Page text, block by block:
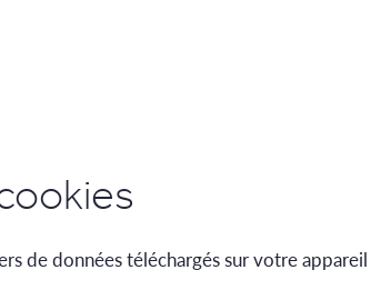
de données téléchargés sur votre